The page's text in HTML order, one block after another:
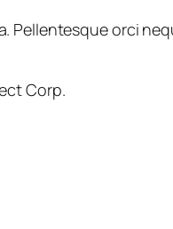
Pellentesque orci
Corp.